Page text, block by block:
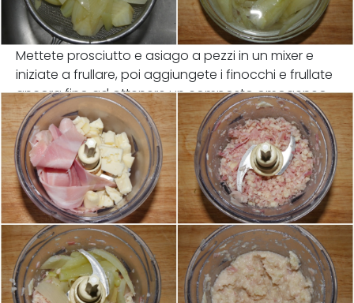
Mettete prosciutto e asiago a pezzi in un mixer e
iniziate a frullare, poi aggiungete i finocchi e frullate
ancora fino ad ottenere un composto omogeneo.